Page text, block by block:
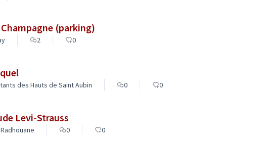
Champagne (parking)
2 0
des Hauts de Saint Aubin 0 0
Levi-Strauss
0 0